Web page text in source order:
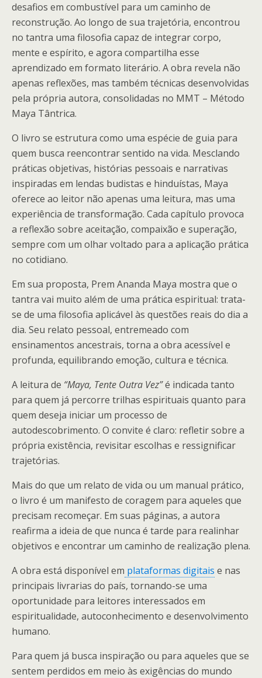
desafios em combustível para um caminho de
reconstrução. Ao longo de sua trajetória, encontrou
no tantra uma filosofia capaz de integrar corpo,
mente e espírito, e agora compartilha esse
aprendizado em formato literário. A obra revela não
apenas reflexões, mas também técnicas desenvolvidas
pela própria autora, consolidadas no MMT – Método
Maya Tântrica.
O livro se estrutura como uma espécie de guia para
quem busca reencontrar sentido na vida. Mesclando
práticas objetivas, histórias pessoais e narrativas
inspiradas em lendas budistas e hinduístas, Maya
oferece ao leitor não apenas uma leitura, mas uma
experiência de transformação. Cada capítulo provoca
a reflexão sobre aceitação, compaixão e superação,
sempre com um olhar voltado para a aplicação prática
no cotidiano.
Em sua proposta, Prem Ananda Maya mostra que o
tantra vai muito além de uma prática espiritual: trata-
se de uma filosofia aplicável às questões reais do dia a
dia. Seu relato pessoal, entremeado com
ensinamentos ancestrais, torna a obra acessível e
profunda, equilibrando emoção, cultura e técnica.
A leitura de “Maya, Tente Outra Vez”é indicada tanto
para quem já percorre trilhas espirituais quanto para
quem deseja iniciar um processo de
autodescobrimento. O convite é claro: refletir sobre a
própria existência, revisitar escolhas e ressignificar
trajetórias.
Mais do que um relato de vida ou um manual prático,
o livro é um manifesto de coragem para aqueles que
precisam recomeçar. Em suas páginas, a autora
reafirma a ideia de que nunca é tarde para realinhar
objetivos e encontrar um caminho de realização plena.
A obra está disponível em plataformas digitais e nas
principais livrarias do país, tornando-se uma
oportunidade para leitores interessados em
espiritualidade, autoconhecimento e desenvolvimento
humano.
Para quem já busca inspiração ou para aqueles que se
sentem perdidos em meio às exigências do mundo